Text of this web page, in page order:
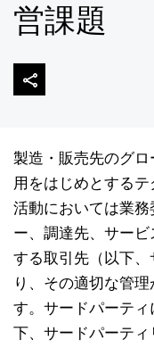
営課題
製造・販売先のグ
用をはじめとする
活動においては業
ー、調達先、サー
する取引先（以下
り、その適切な管
す。サードパーテ
下、サードパーテ